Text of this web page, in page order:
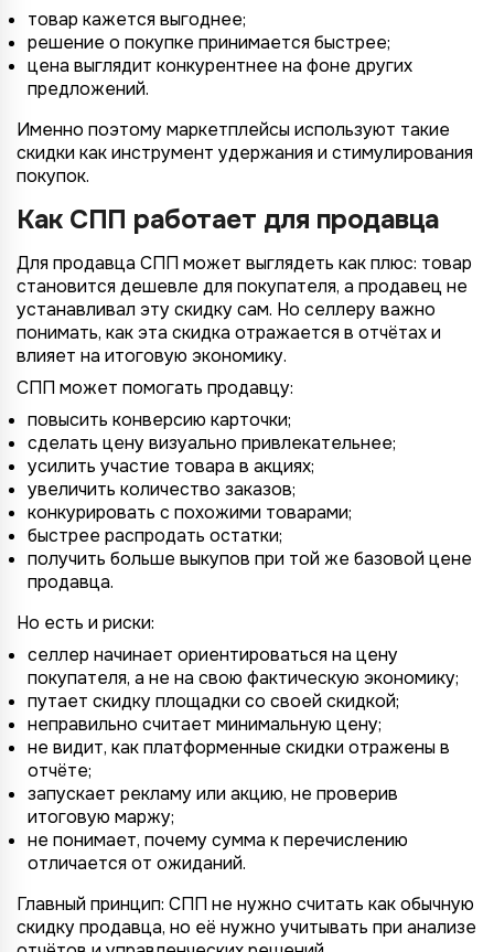
товар кажется выгоднее;
решение о покупке принимается быстрее;
цена выглядит конкурентнее на фоне других
предложений.
Именно поэтому маркетплейсы используют такие
скидки как инструмент удержания и стимулирования
покупок.
Как СПП работает для продавца
Для продавца СПП может выглядеть как плюс: товар
становится дешевле для покупателя, а продавец не
устанавливал эту скидку сам. Но селлеру важно
понимать, как эта скидка отражается в отчётах и
влияет на итоговую экономику.
СПП может помогать продавцу:
повысить конверсию карточки;
сделать цену визуально привлекательнее;
усилить участие товара в акциях;
увеличить количество заказов;
конкурировать с похожими товарами;
быстрее распродать остатки;
получить больше выкупов при той же базовой цене
продавца.
Но есть и риски:
селлер начинает ориентироваться на цену
покупателя, а не на свою фактическую экономику;
путает скидку площадки со своей скидкой;
неправильно считает минимальную цену;
не видит, как платформенные скидки отражены в
отчёте;
запускает рекламу или акцию, не проверив
итоговую маржу;
не понимает, почему сумма к перечислению
отличается от ожиданий.
Главный принцип: СПП не нужно считать как обычную
скидку продавца, но её нужно учитывать при анализе